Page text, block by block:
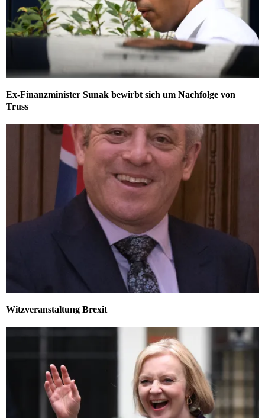
Ex-Finanzminister Sunak bewirbt sich um Nachfolge von
Truss
Witzveranstaltung Brexit